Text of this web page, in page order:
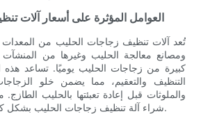
- العوامل المؤثرة على أسعار آلات
تُعد آلات تنظيف زجاجات الحليب من المعدات
ومصانع معالجة الحليب وغيرها من
كبيرة من زجاجات الحليب يوميًا. تساعد هذه
التنظيف والتعقيم، مما يضمن خلو
والملوثات قبل إعادة تعبئتها بالحليب
شراء آلة تنظيف زجاجات الحليب بشكل كبير بناءً على عدة عوامل.